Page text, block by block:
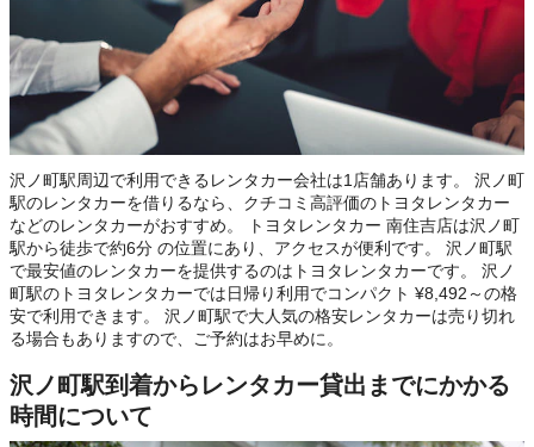
沢ノ町駅周辺で利用できるレンタカー会社は1店舗あります。 沢ノ町
駅のレンタカーを借りるなら、クチコミ高評価のトヨタレンタカー
などのレンタカーがおすすめ。 トヨタレンタカー 南住吉店は沢ノ町
駅から徒歩で約6分 の位置にあり、アクセスが便利です。 沢ノ町駅
で最安値のレンタカーを提供するのはトヨタレンタカーです。 沢ノ
町駅のトヨタレンタカーでは日帰り利用でコンパクト ¥8,492～の格
安で利用できます。 沢ノ町駅で大人気の格安レンタカーは売り切れ
る場合もありますので、ご予約はお早めに。
沢ノ町駅到着からレンタカー貸出までにかかる
時間について